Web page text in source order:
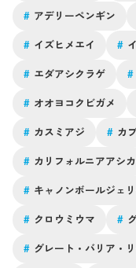
# アデリーペンギン
# イズヒメエイ #
# エダアシクラゲ #
# オオヨコクビガメ
# カスミアジ # カ
# カリフォルニアアシカ
# キャノンボールジェ
# クロウミウマ #
# グレート・バリア・